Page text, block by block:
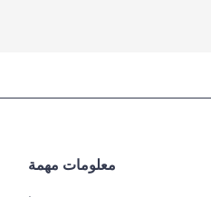
معلومات مهمة